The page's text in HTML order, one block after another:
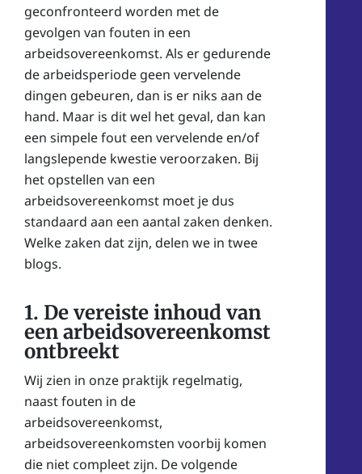
geconfronteerd worden met de
gevolgen van fouten in een
arbeidsovereenkomst. Als er gedurende
de arbeidsperiode geen vervelende
dingen gebeuren, dan is er niks aan de
hand. Maar is dit wel het geval, dan kan
een simpele fout een vervelende en/of
langslepende kwestie veroorzaken. Bij
het opstellen van een
arbeidsovereenkomst moet je dus
standaard aan een aantal zaken denken.
Welke zaken dat zijn, delen we in twee
blogs.
1. De vereiste inhoud van
een arbeidsovereenkomst
ontbreekt
Wij zien in onze praktijk regelmatig,
naast fouten in de
arbeidsovereenkomst,
arbeidsovereenkomsten voorbij komen
die niet compleet zijn. De volgende